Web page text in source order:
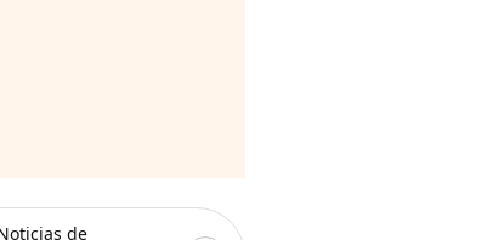
de